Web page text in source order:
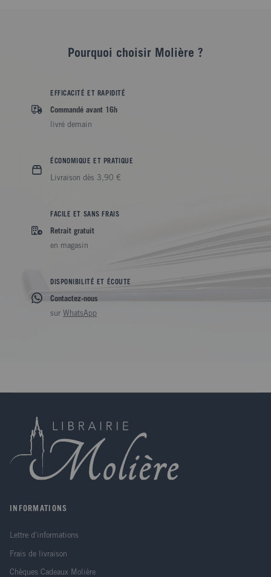
Pourquoi choisir Molière ?
EFFICACITÉ ET RAPIDITÉ
Commandé avant 16h
livré demain
ÉCONOMIQUE ET PRATIQUE
Livraison dès 3,90 €
FACILE ET SANS FRAIS
Retrait gratuit
en magasin
DISPONIBILITÉ ET ÉCOUTE
Contactez-nous
sur WhatsApp
INFORMATIONS
Lettre d'informations
Frais de livraison
Chèques Cadeaux Molière